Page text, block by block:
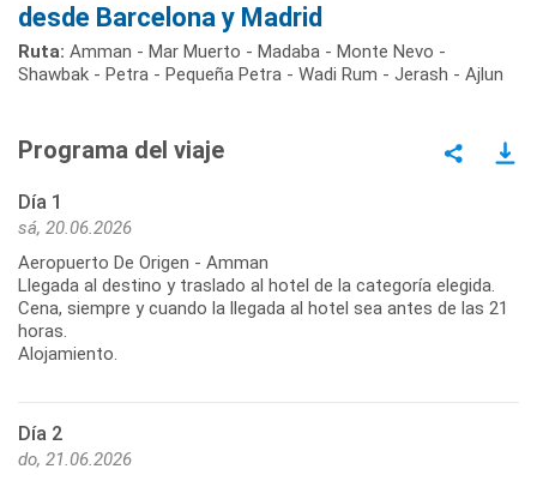
desde Barcelona y Madrid
Ruta: Amman - Mar Muerto - Madaba - Monte Nevo -
Shawbak - Petra - Pequeña Petra - Wadi Rum - Jerash - Ajlun
Programa del viaje
Día 1
sá, 20.06.2026
Aeropuerto De Origen - Amman
Llegada al destino y traslado al hotel de la categoría elegida.
Cena, siempre y cuando la llegada al hotel sea antes de las 21
horas.
Alojamiento.
Día 2
do, 21.06.2026